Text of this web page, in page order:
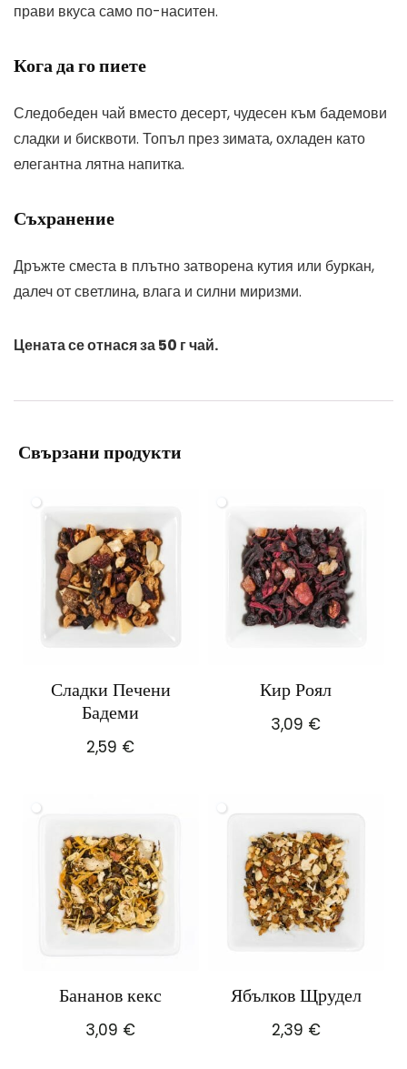
прави вкуса само по-наситен.
Кога да го пиете
Следобеден чай вместо десерт, чудесен към бадемови
сладки и бисквоти. Топъл през зимата, охладен като
елегантна лятна напитка.
Съхранение
Дръжте сместа в плътно затворена кутия или буркан,
далеч от светлина, влага и силни миризми.
Цената се отнася за 50 г чай.
Свързани продукти
Сладки Печени
Бадеми
2,59 €
Кир Роял
3,09 €
Бананов кекс
3,09 €
Ябълков Щрудел
2,39 €